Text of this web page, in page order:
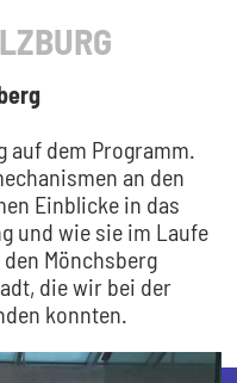
dem Programm.
an den
Einblicke in das
und wie sie im Laufe
Mönchsberg
die wir bei der
konnten.